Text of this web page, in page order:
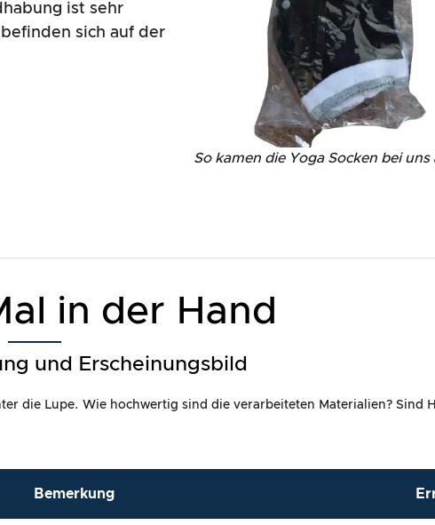
ist sehr
befinden sich auf der
So kamen die Yoga Socken bei uns
in der Hand
und Erscheinungsbild
die Lupe. Wie hochwertig sind die verarbeiteten Materialien? Sind
Bemerkung